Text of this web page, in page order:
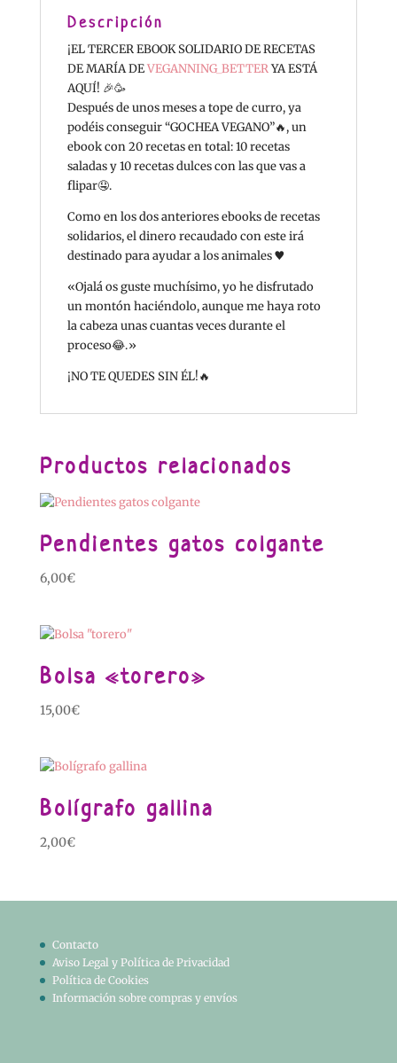
Descripción
¡EL TERCER EBOOK SOLIDARIO DE RECETAS
DE MARÍA DEVEGANNING_BETTERYA ESTÁ
AQUÍ! 🎉🥳
Después de unos meses a tope de curro, ya
podéis conseguir “GOCHEA VEGANO”🔥, un
ebook con 20 recetas en total: 10 recetas
saladas y 10 recetas dulces con las que vas a
flipar🤤.
Como en los dos anteriores ebooks de recetas
solidarios, el dinero recaudado con este irá
destinado para ayudar a los animales ♥️
«Ojalá os guste muchísimo, yo he disfrutado
un montón haciéndolo, aunque me haya roto
la cabeza unas cuantas veces durante el
proceso😂.»
¡NO TE QUEDES SIN ÉL!🔥
Productos relacionados
Pendientes gatos colgante
6,00€
Bolsa «torero»
15,00€
Bolígrafo gallina
2,00€
Contacto
Aviso Legal y Política de Privacidad
Política de Cookies
Información sobre compras y envíos